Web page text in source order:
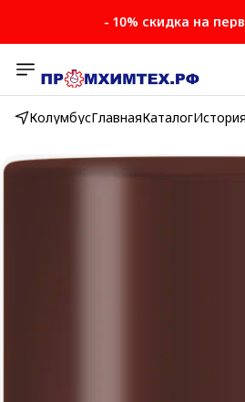
- 10% скидка на
КолумбусГлавнаяКаталог